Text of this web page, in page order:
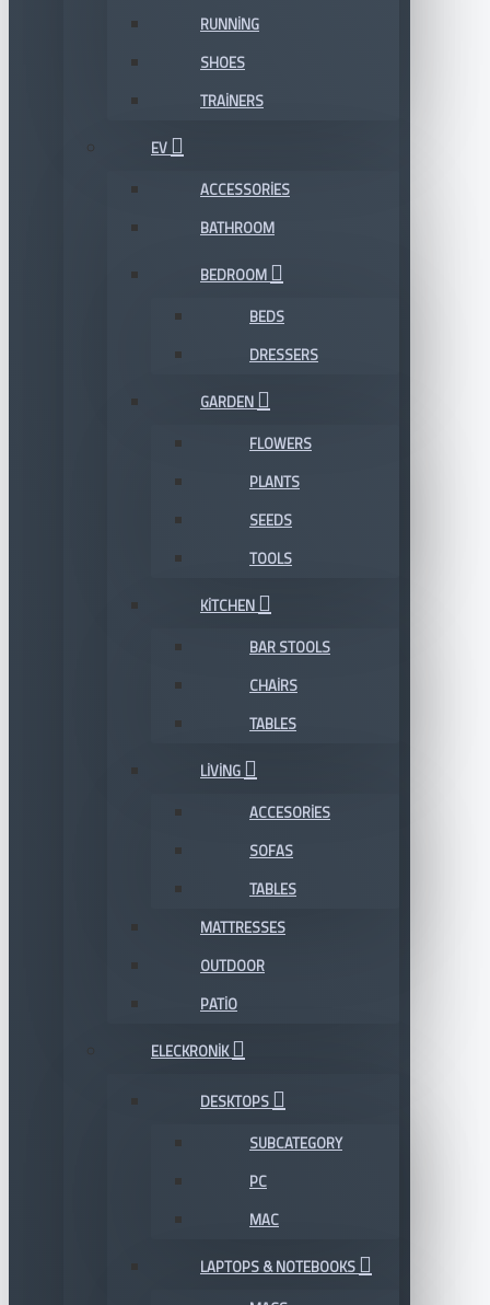
RUNNING
SHOES
TRAINERS
EV
ACCESSORIES
BATHROOM
BEDROOM
BEDS
DRESSERS
GARDEN
FLOWERS
PLANTS
SEEDS
TOOLS
KITCHEN
BAR STOOLS
CHAIRS
TABLES
LIVING
ACCESORIES
SOFAS
TABLES
MATTRESSES
OUTDOOR
PATIO
ELECKRONIK
DESKTOPS
SUBCATEGORY
PC
MAC
LAPTOPS & NOTEBOOKS